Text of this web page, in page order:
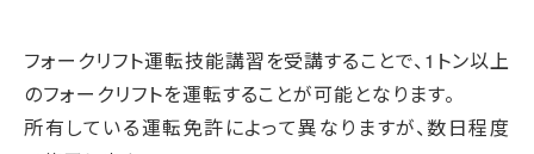
フォークリフト運転技能講習を受講することで、1トン以上
のフォークリフトを運転することが可能となります。
所有している運転免許によって異なりますが、数日程度